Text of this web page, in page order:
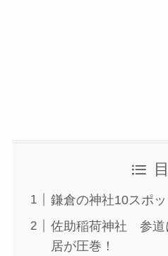
鎌倉の神社10スポッ
佐助稲荷神社 参道
居が圧巻！